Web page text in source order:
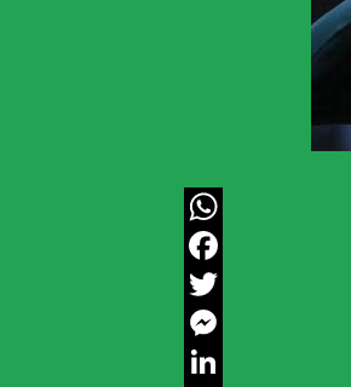
WhatsApp
Facebook
Twitter
Messenger